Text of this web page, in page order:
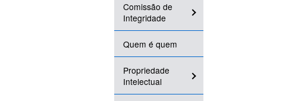
Comissão de
Integridade
Quem é quem
Propriedade
Intelectual